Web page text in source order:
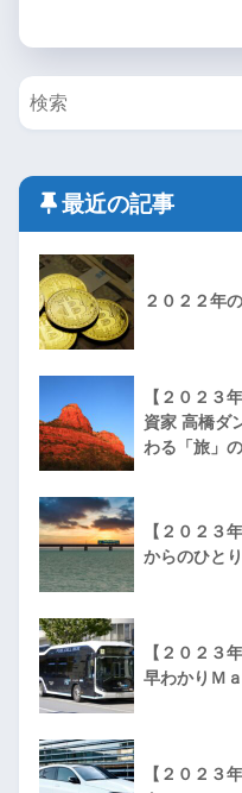
最近の記事
２０２２年
【２０２３
資家 高橋ダ
わる「旅」
【２０２３
からのひと
【２０２３
早わかりＭ
【２０２３